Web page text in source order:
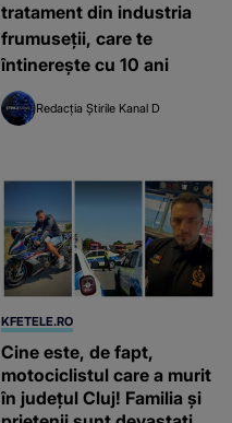
tratament din industria
frumuseţii, care te
întinereşte cu 10 ani
Redacția Știrile Kanal D
KFETELE.RO
Cine este, de fapt,
motociclistul care a murit
în județul Cluj! Familia și